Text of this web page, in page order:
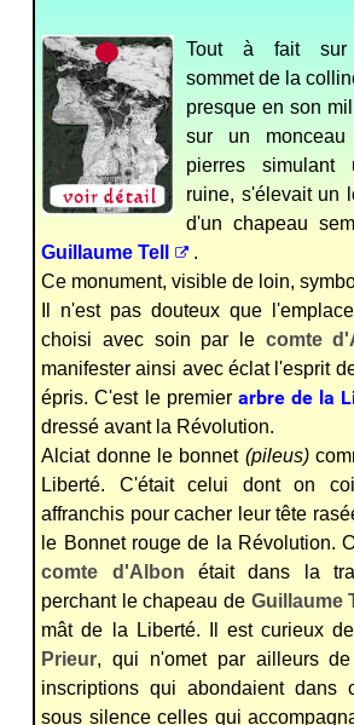
Tout à fait
sommet de la
presque en son
sur un
pierres simulant
ruine, s'élevait un
d'un chapeau
Guillaume Tell
.
Ce monument, visible de loin,
Il n'est pas douteux que
choisi avec soin par le comte
manifester ainsi avec éclat l'esprit
épris. C'est le premier arbre de la
dressé avant la Révolution.
Alciat donne le bonnet (pileus)
Liberté. C'était celui dont on
affranchis pour cacher leur tête
le Bonnet rouge de la Révolution.
comte d'Albon était dans la
perchant le chapeau de Guillaume
mât de la Liberté. Il est curieux
Prieur, qui n'omet par ailleurs
inscriptions qui abondaient dans
sous silence celles qui